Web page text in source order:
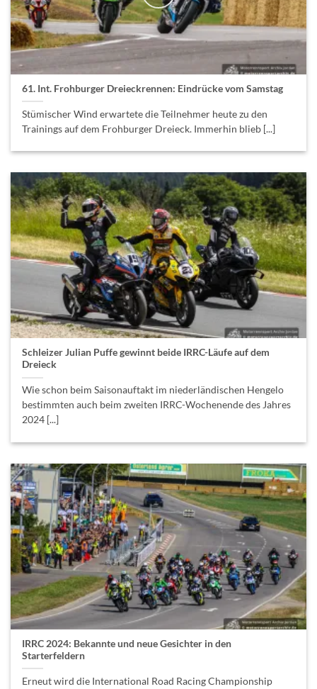
61. Int. Frohburger Dreieckrennen: Eindrücke vom Samstag
Stümischer Wind erwartete die Teilnehmer heute zu den
Trainings auf dem Frohburger Dreieck. Immerhin blieb [...]
Schleizer Julian Puffe gewinnt beide IRRC-Läufe auf dem
Dreieck
Wie schon beim Saisonauftakt im niederländischen Hengelo
bestimmten auch beim zweiten IRRC-Wochenende des Jahres
2024 [...]
IRRC 2024: Bekannte und neue Gesichter in den
Starterfeldern
Erneut wird die International Road Racing Championship